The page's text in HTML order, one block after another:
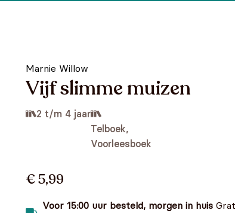
Marnie Willow
Vijf slimme muizen
2 t/m 4 jaar
Telboek,
Voorleesboek
€ 5,99
Voor 15:00 uur besteld, morgen in huis